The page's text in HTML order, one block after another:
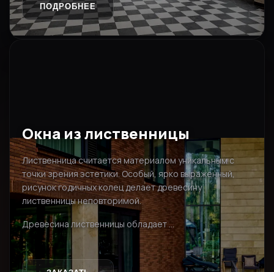
ПОДРОБНЕЕ
Окна из лиственницы
Лиственница считается материалом уникальным с
точки зрения эстетики. Особый, ярко выраженный,
рисунок годичных колец делает древесину
лиственницы неповторимой.
Древесина лиственницы обладает ...